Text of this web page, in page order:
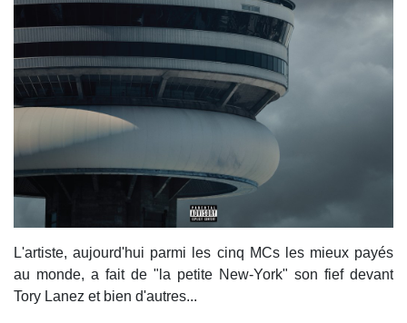
L'artiste, aujourd'hui parmi les cinq MCs les mieux payés
au monde, a fait de "la petite New-York" son fief devant
Tory Lanez et bien d'autres...